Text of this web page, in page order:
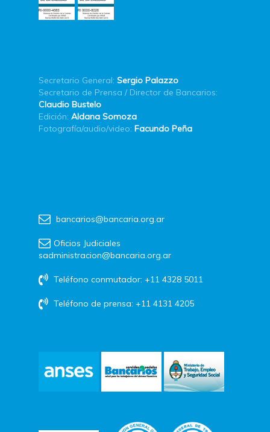
Secretario General: Sergio Palazzo
Secretario de Prensa / Director de Bancarios:
Claudio Bustelo
Edición: Aldana Somoza
Fotografía/audio/video: Facundo Peña
bancarios@bancaria.org.ar
Oficios Judiciales
sadministracion@bancaria.org.ar
Teléfono conmutador: +11 4328 5011
Teléfono de prensa: +11 4131 4205